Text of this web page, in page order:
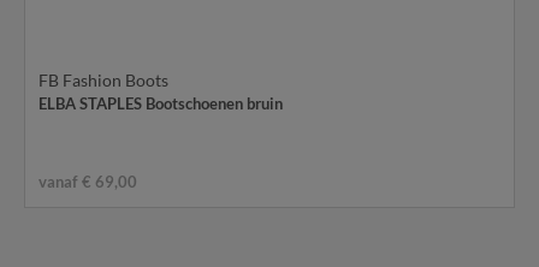
FB Fashion Boots
ELBA STAPLES Bootschoenen bruin
vanaf € 69,00